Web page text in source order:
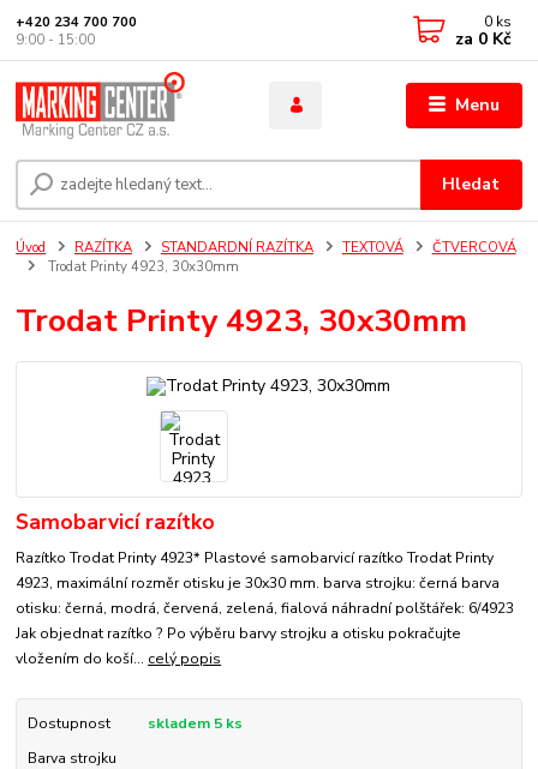
Menu
Hledat
+420 234 700 700
9:00 - 15:00
0 ks
za 0 Kč
Úvod RAZÍTKA STANDARDNÍ RAZÍTKA TEXTOVÁ
ČTVERCOVÁ
Trodat Printy 4923, 30x30mm
Trodat Printy 4923, 30x30mm
Samobarvicí razítko
Razítko Trodat Printy 4923* Plastové samobarvicí razítko Trodat Printy
4923, maximální rozměr otisku je 30x30 mm. barva strojku: černá barva
otisku: černá, modrá, červená, zelená, fialová náhradní polštářek: 6/4923
Jak objednat razítko ? Po výběru barvy strojku a otisku pokračujte
vložením do koší... celý popis
Dostupnost
skladem 5 ks
Barva strojku